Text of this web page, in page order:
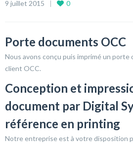
9 juillet 2015 0
Porte documents OCC
Nous avons conçu puis imprimé un
client OCC.
Conception et
document par Digital
référence en printing
Notre entreprise est à votre disposition